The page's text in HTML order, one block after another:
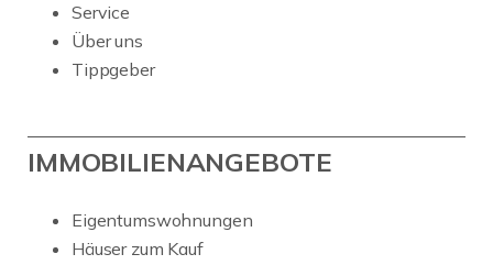
Service
Über uns
Tippgeber
IMMOBILIENANGEBOTE
Eigentumswohnungen
Häuser zum Kauf